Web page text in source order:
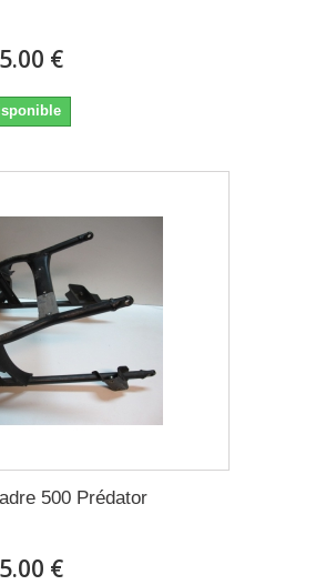
€
500 Prédator
€